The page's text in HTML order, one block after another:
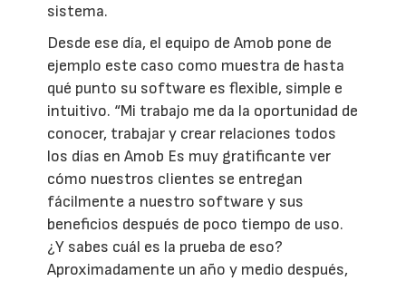
sistema.
Desde ese día, el equipo de Amob pone de
ejemplo este caso como muestra de hasta
qué punto su software es flexible, simple e
intuitivo. “Mi trabajo me da la oportunidad de
conocer, trabajar y crear relaciones todos
los días en Amob Es muy gratificante ver
cómo nuestros clientes se entregan
fácilmente a nuestro software y sus
beneficios después de poco tiempo de uso.
¿Y sabes cuál es la prueba de eso?
Aproximadamente un año y medio después,